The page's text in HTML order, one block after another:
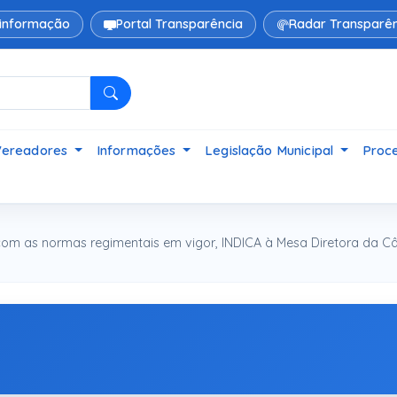
Portal Transparência Radar
Pesquisar
Informações Legislação Municipal
as normas regimentais em vigor, INDICA à Mesa Diretora da